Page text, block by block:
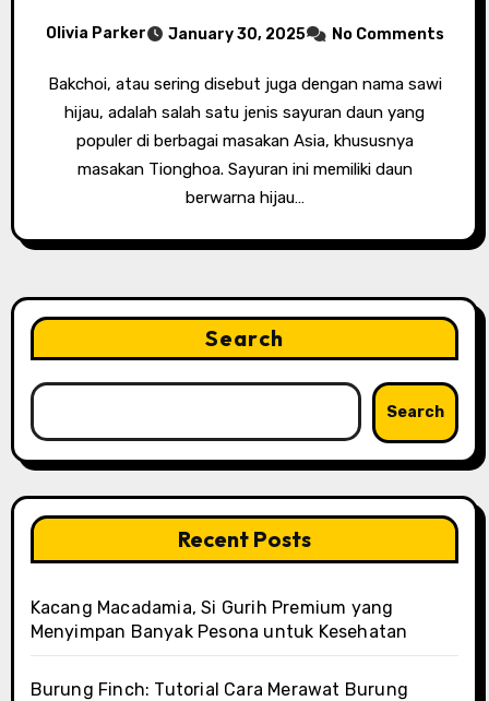
Olivia Parker January 30, 2025 No Comments
Bakchoi, atau sering disebut juga dengan nama sawi
hijau, adalah salah satu jenis sayuran daun yang
populer di berbagai masakan Asia, khususnya
masakan Tionghoa. Sayuran ini memiliki daun
berwarna hijau…
Search
Search
Recent Posts
Kacang Macadamia, Si Gurih Premium yang
Menyimpan Banyak Pesona untuk Kesehatan
Burung Finch: Tutorial Cara Merawat Burung